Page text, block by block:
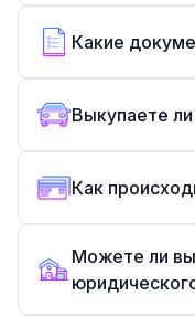
Какие
Выкупаете
Как
Можете ли